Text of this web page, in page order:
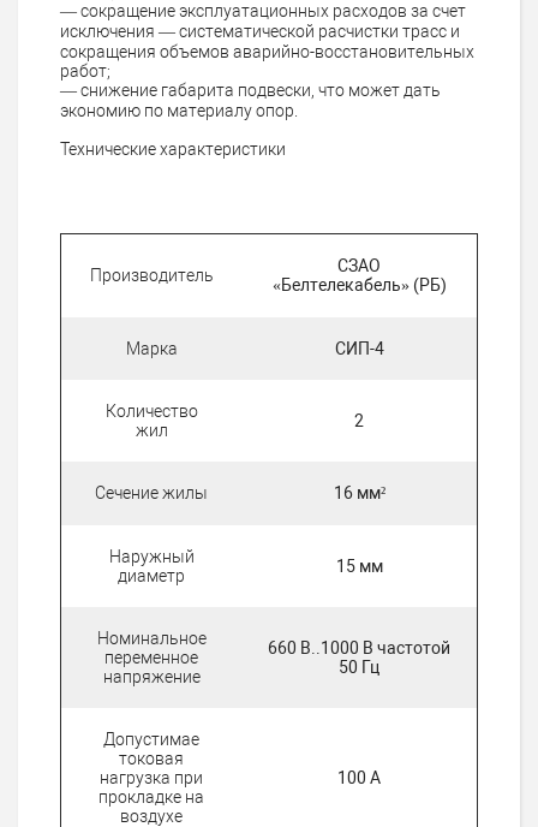
— сокращение эксплуатационных расходов за счет
исключения — систематической расчистки трасс и
сокращения объемов аварийно-восстановительных
работ;
— снижение габарита подвески, что может дать
экономию по материалу опор.
Технические характеристики
Производитель
СЗАО
«Белтелекабель» (РБ)
Марка СИП-4
Количество
жил
2
Сечение жилы 16 мм²
Наружный
диаметр
15 мм
Номинальное
переменное
напряжение
660 В..1000 В частотой
50 Гц
Допустимае
токовая
нагрузка при
прокладке на
воздухе
100 А